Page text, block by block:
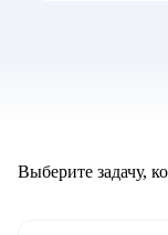
Выберите задачу,